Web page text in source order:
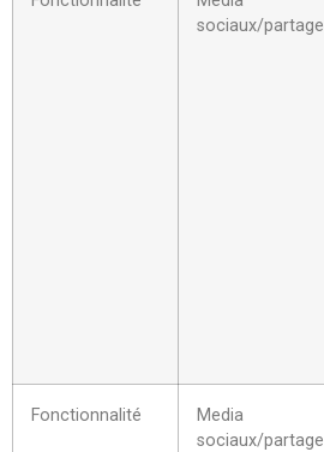
sociaux/partage
Fonctionnalité
Media
sociaux/partage